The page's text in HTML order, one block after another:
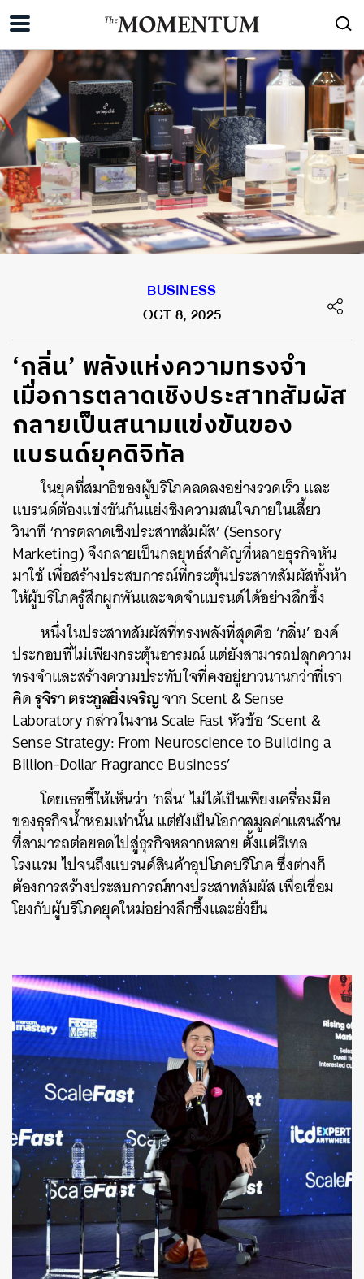
BUSINESS
OCT 8, 2025
‘กลิ่น’ พลังแห่งความทรงจำ
เมื่อการตลาดเชิงประสาทสัมผัส
กลายเป็นสนามแข่งขันของ
แบรนด์ยุคดิจิทัล
ในยุคที่สมาธิของผู้บริโภคลดลงอย่างรวดเร็ว และ
แบรนด์ต้องแข่งขันกันแย่งชิงความสนใจภายในเสี้ยว
วินาที ‘การตลาดเชิงประสาทสัมผัส’ (Sensory
Marketing) จึงกลายเป็นกลยุทธ์สำคัญที่หลายธุรกิจหัน
มาใช้ เพื่อสร้างประสบการณ์ที่กระตุ้นประสาทสัมผัสทั้งห้า
ให้ผู้บริโภครู้สึกผูกพันและจดจำแบรนด์ได้อย่างลึกซึ้ง
หนึ่งในประสาทสัมผัสที่ทรงพลังที่สุดคือ ‘กลิ่น’ องค์
ประกอบที่ไม่เพียงกระตุ้นอารมณ์ แต่ยังสามารถปลุกความ
ทรงจำและสร้างความประทับใจที่คงอยู่ยาวนานกว่าที่เรา
คิดรุจิรา ตระกูลยิ่งเจริญจาก Scent & Sense
Laboratory กล่าวในงาน Scale Fast หัวข้อ ‘Scent &
Sense Strategy: From Neuroscience to Building a
Billion-Dollar Fragrance Business’
โดยเธอชี้ให้เห็นว่า ‘กลิ่น’ ไม่ได้เป็นเพียงเครื่องมือ
ของธุรกิจน้ำหอมเท่านั้น แต่ยังเป็นโอกาสมูลค่าแสนล้าน
ที่สามารถต่อยอดไปสู่ธุรกิจหลากหลาย ตั้งแต่รีเทล
โรงแรม ไปจนถึงแบรนด์สินค้าอุปโภคบริโภค ซึ่งต่างก็
ต้องการสร้างประสบการณ์ทางประสาทสัมผัส เพื่อเชื่อม
โยงกับผู้บริโภคยุคใหม่อย่างลึกซึ้งและยั่งยืน